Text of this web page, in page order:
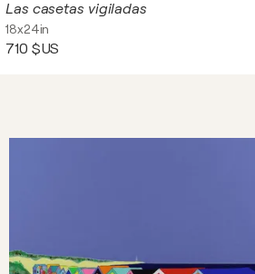
Las casetas vigiladas
18x24in
710 $US